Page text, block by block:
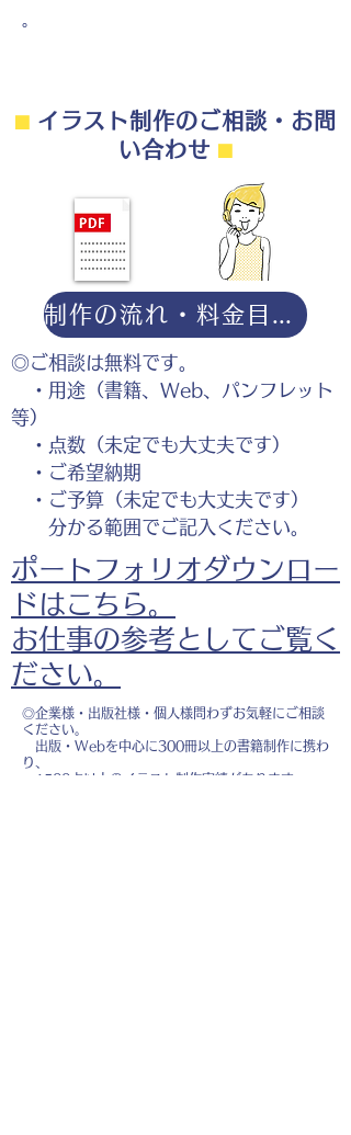
。
⬛︎イラスト制作のご相談・お問
い合わせ ⬛︎
◎ご相談は無料です。
・用途（書籍、Web、パンフレット
等）
・点数（未定でも大丈夫です）
・ご希望納期
・ご予算（未定でも大丈夫です）
分かる範囲でご記入ください。
ポートフォリオダウンロー
ドはこちら。
お仕事の参考としてご覧く
ださい。
◎企業様・出版社様・個人様問わずお気軽にご相談
ください。
出版・Webを中心に300冊以上の書籍制作に携わ
り、
1500点以上のイラスト制作実績があります。